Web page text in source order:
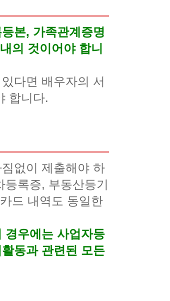
본, 가족관계증명
의 것이어야 합니
다면 배우자의 서
합니다.
없이 제출해야 하
록증, 부동산등기
드 내역도 동일한
경우에는 사업자등
동과 관련된 모든